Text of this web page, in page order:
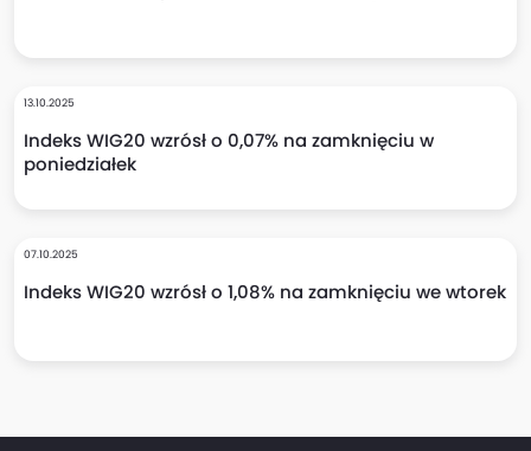
13.10.2025
Indeks WIG20 wzrósł o 0,07% na zamknięciu w
poniedziałek
07.10.2025
Indeks WIG20 wzrósł o 1,08% na zamknięciu we wtorek